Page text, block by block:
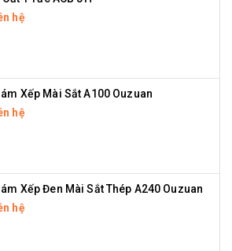
hệ
Xếp Mài Sắt A100 Ouzuan
hệ
Xếp Đen Mài Sắt Thép A240 Ouzuan
hệ